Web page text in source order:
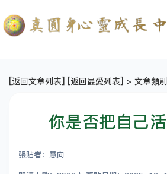
[返回文章列表] [返回最愛列表] > 文章類
你是否把自己活
張貼者：慧向